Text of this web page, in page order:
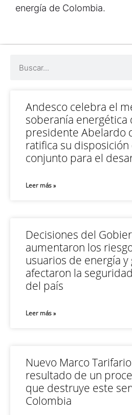
energía de Colombia.
Andesco celebra el
soberanía energética
presidente Abelardo
ratifica su
conjunto para el
Leer más »
Decisiones del
aumentaron los
usuarios de energía y
afectaron la
del país
Leer más »
Nuevo Marco
resultado de un
que destruye este
Colombia